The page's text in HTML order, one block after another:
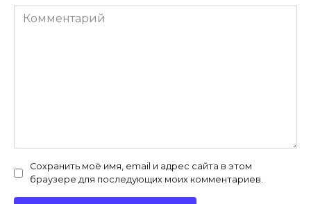
Комментарий
Сохранить моё имя, email и адрес сайта в этом
браузере для последующих моих комментариев.